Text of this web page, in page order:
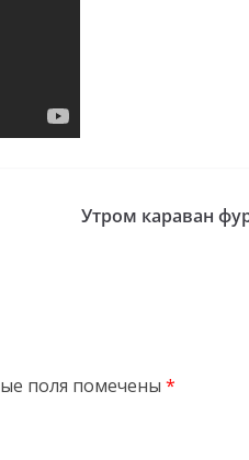
Утром караван
поля помечены *